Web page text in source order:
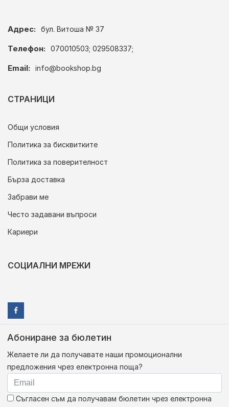
Адрес: бул. Витоша № 37
Телефон: 070010503; 029508337;
Email: info@bookshop.bg
СТРАНИЦИ
Общи условия
Политика за бисквитките
Политика за поверителност
Бърза доставка
Забрави ме
Често задавани въпроси
Кариери
СОЦИАЛНИ МРЕЖИ
Абониране за бюлетин
Желаете ли да получавате наши промоционални
предложения чрез електронна поща?
Съгласен съм да получавам бюлетин чрез електронна